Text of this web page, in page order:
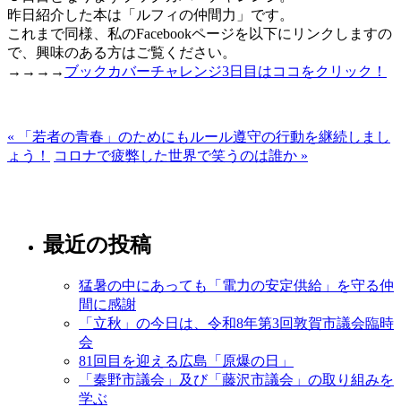
昨日紹介した本は「ルフィの仲間力」です。
これまで同様、私のFacebookページを以下にリンクしますの
で、興味のある方はご覧ください。
→→→→ ブックカバーチャレンジ3日目はココをクリック！
« 「若者の青春」のためにもルール遵守の行動を継続しまし
ょう！
コロナで疲弊した世界で笑うのは誰か »
最近の投稿
猛暑の中にあっても「電力の安定供給」を守る仲
間に感謝
「立秋」の今日は、令和8年第3回敦賀市議会臨時
会
81回目を迎える広島「原爆の日」
「秦野市議会」及び「藤沢市議会」の取り組みを
学ぶ